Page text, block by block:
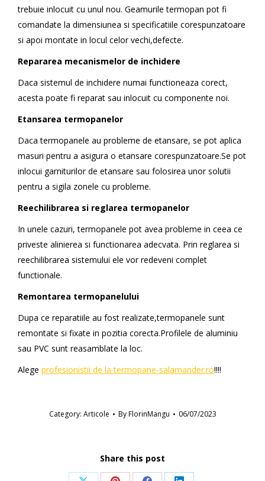
trebuie inlocuit cu unul nou. Geamurile termopan pot fi
comandate la dimensiunea si specificatiile corespunzatoare
si apoi montate in locul celor vechi,defecte.
Repararea mecanismelor de inchidere
Daca sistemul de inchidere numai functioneaza corect,
acesta poate fi reparat sau inlocuit cu componente noi.
Etansarea termopanelor
Daca termopanele au probleme de etansare, se pot aplica
masuri pentru a asigura o etansare corespunzatoare.Se pot
inlocui garniturilor de etansare sau folosirea unor solutii
pentru a sigila zonele cu probleme.
Reechilibrarea si reglarea termopanelor
In unele cazuri, termopanele pot avea probleme in ceea ce
priveste alinierea si functionarea adecvata. Prin reglarea si
reechilibrarea sistemului ele vor redeveni complet
functionale.
Remontarea termopanelului
Dupa ce reparatiile au fost realizate,termopanele sunt
remontate si fixate in pozitia corecta.Profilele de aluminiu
sau PVC sunt reasamblate la loc.
Alege profesionistii de la termopane-salamander.ro!!!!
Category: Articole ByFlorinMangu 06/07/2023
Share this post